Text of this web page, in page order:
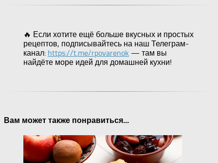
🔥 Если хотите ещё больше вкусных и простых
рецептов, подписывайтесь на наш Телеграм-
канал: https://t.me/rpovarenok — там вы
найдёте море идей для домашней кухни!
Вам может также понравиться...